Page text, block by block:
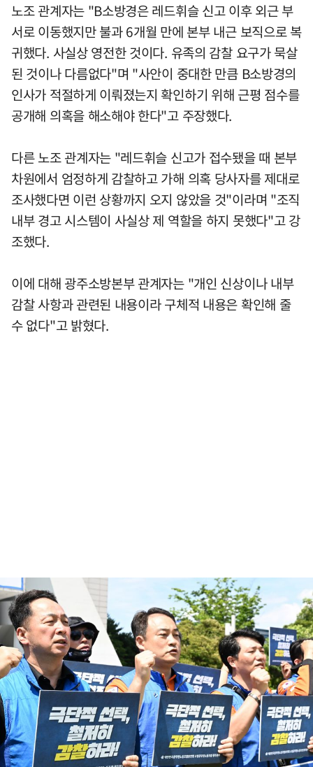
노조 관계자는 "B소방경은 레드휘슬 신고 이후 외근 부
서로 이동했지만 불과 6개월 만에 본부 내근 보직으로 복
귀했다. 사실상 영전한 것이다. 유족의 감찰 요구가 묵살
된 것이나 다름없다"며 "사안이 중대한 만큼 B소방경의
인사가 적절하게 이뤄졌는지 확인하기 위해 근평 점수를
공개해 의혹을 해소해야 한다"고 주장했다.
다른 노조 관계자는 "레드휘슬 신고가 접수됐을 때 본부
차원에서 엄정하게 감찰하고 가해 의혹 당사자를 제대로
조사했다면 이런 상황까지 오지 않았을 것"이라며 "조직
내부 경고 시스템이 사실상 제 역할을 하지 못했다"고 강
조했다.
이에 대해 광주소방본부 관계자는 "개인 신상이나 내부
감찰 사항과 관련된 내용이라 구체적 내용은 확인해 줄
수 없다"고 밝혔다.